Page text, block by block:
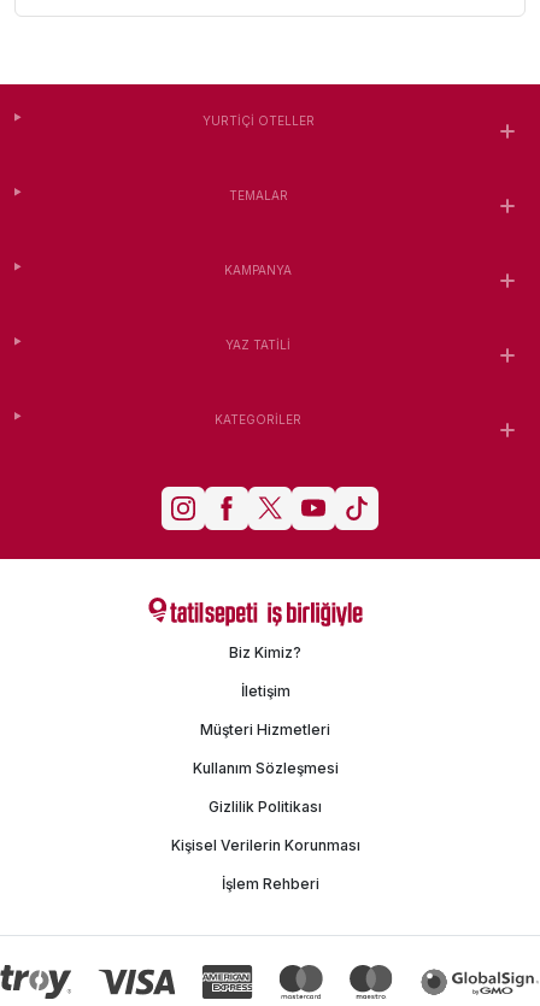
YURTIÇI OTELLER
TEMALAR
KAMPANYA
YAZ TATILI
KATEGORILER
Biz Kimiz?
İletişim
Müşteri Hizmetleri
Kullanım Sözleşmesi
Gizlilik Politikası
Kişisel Verilerin Korunması
İşlem Rehberi